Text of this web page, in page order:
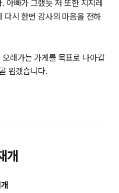
아빠가 그랬듯 저 또한 치지레
다시 한번 감사의 마음을 전하
래가는 가게를 목표로 나아갑
뵙겠습니다.
개